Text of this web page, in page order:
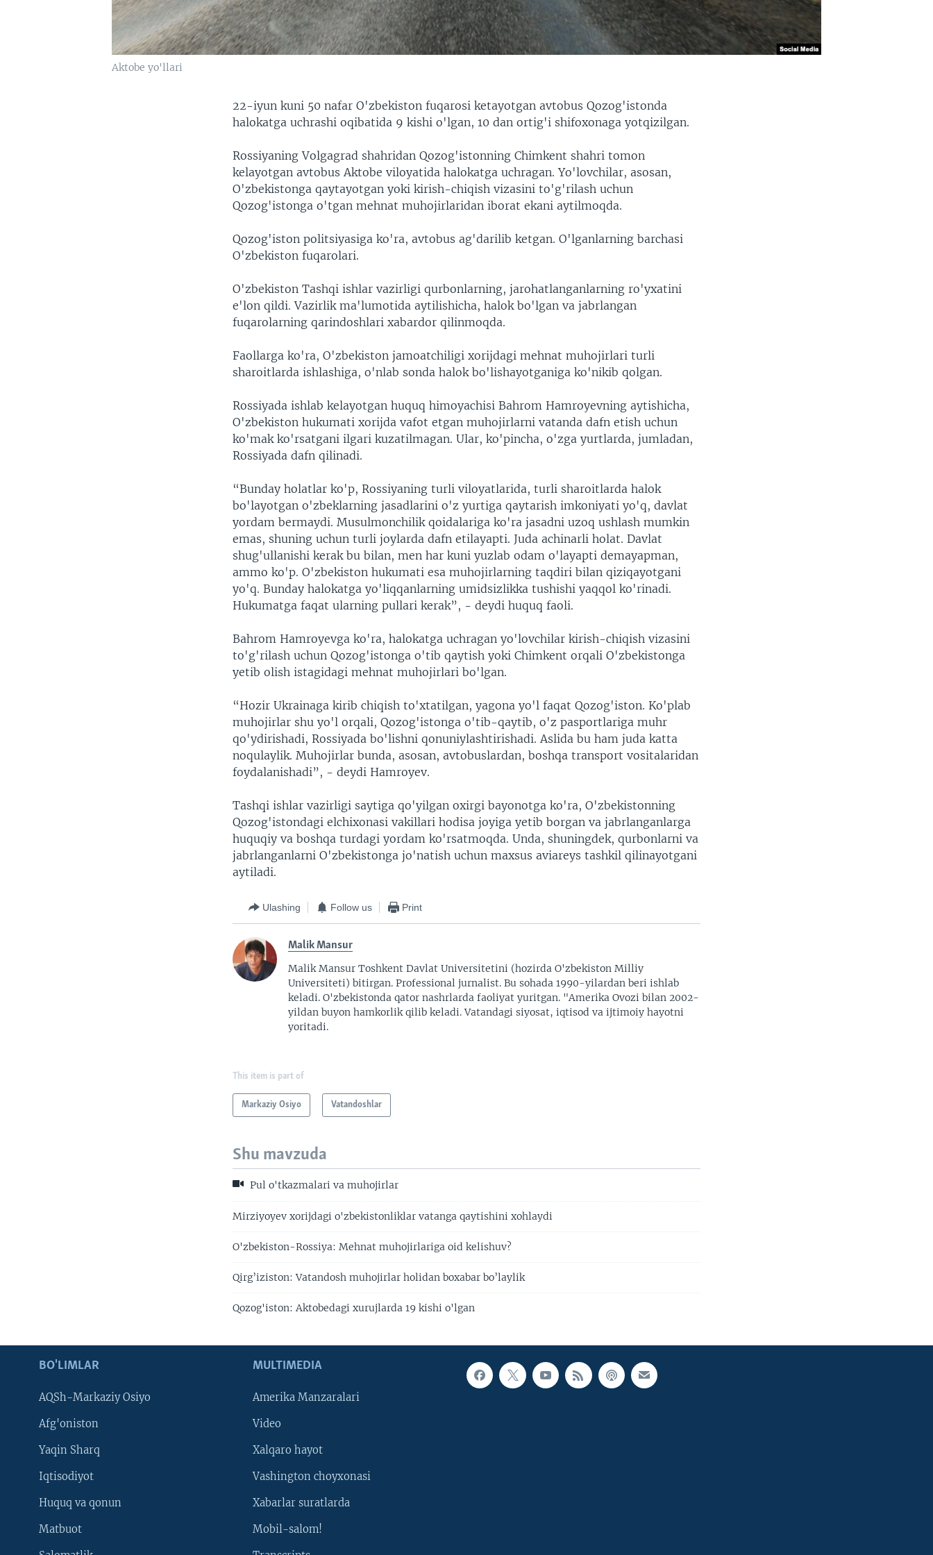
Aktobe yo'llari
22-iyun kuni 50 nafar O'zbekiston fuqarosi ketayotgan avtobus Qozog'istonda
halokatga uchrashi oqibatida 9 kishi o'lgan, 10 dan ortig'i shifoxonaga yotqizilgan.
Rossiyaning Volgagrad shahridan Qozog'istonning Chimkent shahri tomon
kelayotgan avtobus Aktobe viloyatida halokatga uchragan. Yo'lovchilar, asosan,
O'zbekistonga qaytayotgan yoki kirish-chiqish vizasini to'g'rilash uchun
Qozog'istonga o'tgan mehnat muhojirlaridan iborat ekani aytilmoqda.
Qozog'iston politsiyasiga ko'ra, avtobus ag'darilib ketgan. O'lganlarning barchasi
O'zbekiston fuqarolari.
O'zbekiston Tashqi ishlar vazirligi qurbonlarning, jarohatlanganlarning ro'yxatini
e'lon qildi. Vazirlik ma'lumotida aytilishicha, halok bo'lgan va jabrlangan
fuqarolarning qarindoshlari xabardor qilinmoqda.
Faollarga ko'ra, O'zbekiston jamoatchiligi xorijdagi mehnat muhojirlari turli
sharoitlarda ishlashiga, o'nlab sonda halok bo'lishayotganiga ko'nikib qolgan.
Rossiyada ishlab kelayotgan huquq himoyachisi Bahrom Hamroyevning aytishicha,
O'zbekiston hukumati xorijda vafot etgan muhojirlarni vatanda dafn etish uchun
ko'mak ko'rsatgani ilgari kuzatilmagan. Ular, ko'pincha, o'zga yurtlarda, jumladan,
Rossiyada dafn qilinadi.
“Bunday holatlar ko'p, Rossiyaning turli viloyatlarida, turli sharoitlarda halok
bo'layotgan o'zbeklarning jasadlarini o'z yurtiga qaytarish imkoniyati yo'q, davlat
yordam bermaydi. Musulmonchilik qoidalariga ko'ra jasadni uzoq ushlash mumkin
emas, shuning uchun turli joylarda dafn etilayapti. Juda achinarli holat. Davlat
shug'ullanishi kerak bu bilan, men har kuni yuzlab odam o'layapti demayapman,
ammo ko'p. O'zbekiston hukumati esa muhojirlarning taqdiri bilan qiziqayotgani
yo'q. Bunday halokatga yo'liqqanlarning umidsizlikka tushishi yaqqol ko'rinadi.
Hukumatga faqat ularning pullari kerak”, - deydi huquq faoli.
Bahrom Hamroyevga ko'ra, halokatga uchragan yo'lovchilar kirish-chiqish vizasini
to'g'rilash uchun Qozog'istonga o'tib qaytish yoki Chimkent orqali O'zbekistonga
yetib olish istagidagi mehnat muhojirlari bo'lgan.
“Hozir Ukrainaga kirib chiqish to'xtatilgan, yagona yo'l faqat Qozog'iston. Ko'plab
muhojirlar shu yo'l orqali, Qozog'istonga o'tib-qaytib, o'z pasportlariga muhr
qo'ydirishadi, Rossiyada bo'lishni qonuniylashtirishadi. Aslida bu ham juda katta
noqulaylik. Muhojirlar bunda, asosan, avtobuslardan, boshqa transport vositalaridan
foydalanishadi”, - deydi Hamroyev.
Tashqi ishlar vazirligi saytiga qo'yilgan oxirgi bayonotga ko'ra, O'zbekistonning
Qozog'istondagi elchixonasi vakillari hodisa joyiga yetib borgan va jabrlanganlarga
huquqiy va boshqa turdagi yordam ko'rsatmoqda. Unda, shuningdek, qurbonlarni va
jabrlanganlarni O'zbekistonga jo'natish uchun maxsus aviareys tashkil qilinayotgani
aytiladi.
Ulashing Follow us Print
Malik Mansur
Malik Mansur Toshkent Davlat Universitetini (hozirda O'zbekiston Milliy
Universiteti) bitirgan. Professional jurnalist. Bu sohada 1990-yilardan beri ishlab
keladi. O'zbekistonda qator nashrlarda faoliyat yuritgan. "Amerika Ovozi bilan 2002-
yildan buyon hamkorlik qilib keladi. Vatandagi siyosat, iqtisod va ijtimoiy hayotni
yoritadi.
This item is part of
Markaziy Osiyo Vatandoshlar
Shu mavzuda
Pul o'tkazmalari va muhojirlar
Mirziyoyev xorijdagi o'zbekistonliklar vatanga qaytishini xohlaydi
O'zbekiston-Rossiya: Mehnat muhojirlariga oid kelishuv?
Qirg’iziston: Vatandosh muhojirlar holidan boxabar bo’laylik
Qozog'iston: Aktobedagi xurujlarda 19 kishi o'lgan
BO'LIMLAR
AQSh-Markaziy Osiyo
Afg'oniston
Yaqin Sharq
Iqtisodiyot
Huquq va qonun
Matbuot
MULTIMEDIA
Amerika Manzaralari
Video
Xalqaro hayot
Vashington choyxonasi
Xabarlar suratlarda
Mobil-salom!